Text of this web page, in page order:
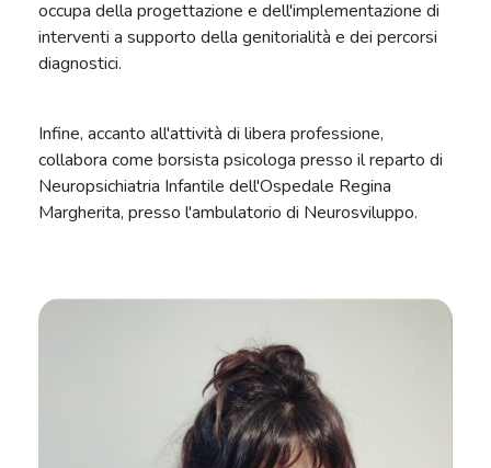
occupa della progettazione e dell'implementazione di
interventi a supporto della genitorialità e dei percorsi
diagnostici.
Infine, accanto all'attività di libera professione,
collabora come borsista psicologa presso il reparto di
Neuropsichiatria Infantile dell'Ospedale Regina
Margherita, presso l'ambulatorio di Neurosviluppo.